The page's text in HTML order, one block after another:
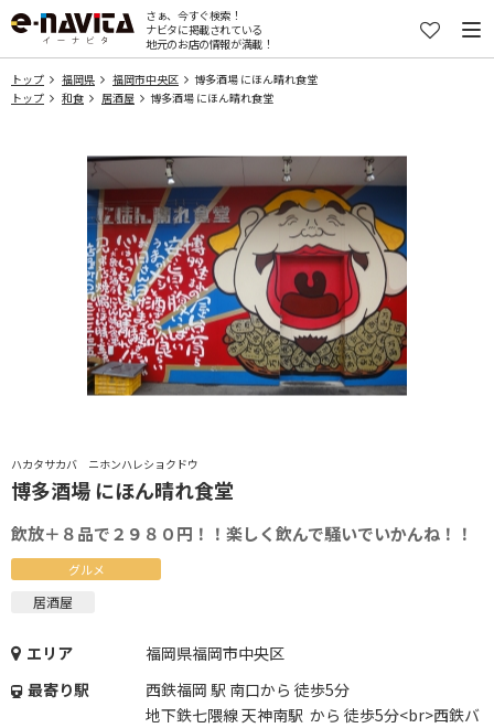
さぁ、今すぐ検索！
ナビタに掲載されている
地元のお店の情報が満載！
トップ 福岡県 福岡市中央区
博多酒場 にほん晴れ食堂
トップ
和食 居酒屋 博多酒場 にほん晴れ食堂
ハカタサカバ ニホンハレショクドウ
博多酒場 にほん晴れ食堂
飲放＋８品で２９８０円！！楽しく飲んで騒いでいかんね！！
グルメ
居酒屋
エリア
福岡県福岡市中央区
最寄り駅
西鉄福岡 駅 南口から 徒歩5分
地下鉄七隈線 天神南駅 から 徒歩5分<br>西鉄バ